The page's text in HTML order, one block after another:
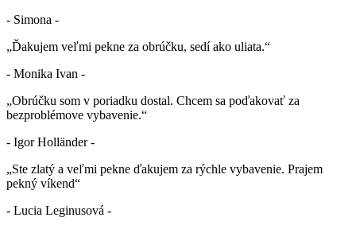
- Simona -
„Ďakujem veľmi pekne za obrúčku, sedí ako uliata.“
- Monika Ivan -
„Obrúčku som v poriadku dostal. Chcem sa poďakovať za
bezproblémove vybavenie.“
- Igor Holländer -
„Ste zlatý a veľmi pekne ďakujem za rýchle vybavenie. Prajem
pekný víkend“
- Lucia Leginusová -